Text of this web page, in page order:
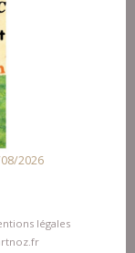
Fest Noz a Arzal le 15/
légales